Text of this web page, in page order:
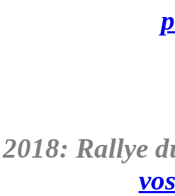
Rallye